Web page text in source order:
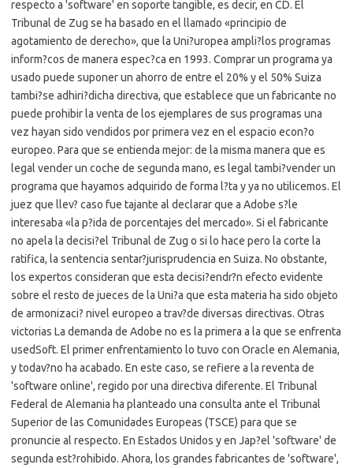
respecto a 'software' en soporte tangible, es decir, en CD. El
Tribunal de Zug se ha basado en el llamado «principio de
agotamiento de derecho», que la Uni?uropea ampli?los programas
inform?cos de manera espec?ca en 1993. Comprar un programa ya
usado puede suponer un ahorro de entre el 20% y el 50% Suiza
tambi?se adhiri?dicha directiva, que establece que un fabricante no
puede prohibir la venta de los ejemplares de sus programas una
vez hayan sido vendidos por primera vez en el espacio econ?o
europeo. Para que se entienda mejor: de la misma manera que es
legal vender un coche de segunda mano, es legal tambi?vender un
programa que hayamos adquirido de forma l?ta y ya no utilicemos. El
juez que llev? caso fue tajante al declarar que a Adobe s?le
interesaba «la p?ida de porcentajes del mercado». Si el fabricante
no apela la decisi?el Tribunal de Zug o si lo hace pero la corte la
ratifica, la sentencia sentar?jurisprudencia en Suiza. No obstante,
los expertos consideran que esta decisi?endr?n efecto evidente
sobre el resto de jueces de la Uni?a que esta materia ha sido objeto
de armonizaci? nivel europeo a trav?de diversas directivas. Otras
victorias La demanda de Adobe no es la primera a la que se enfrenta
usedSoft. El primer enfrentamiento lo tuvo con Oracle en Alemania,
y todav?no ha acabado. En este caso, se refiere a la reventa de
'software online', regido por una directiva diferente. El Tribunal
Federal de Alemania ha planteado una consulta ante el Tribunal
Superior de las Comunidades Europeas (TSCE) para que se
pronuncie al respecto. En Estados Unidos y en Jap?el 'software' de
segunda est?rohibido. Ahora, los grandes fabricantes de 'software',